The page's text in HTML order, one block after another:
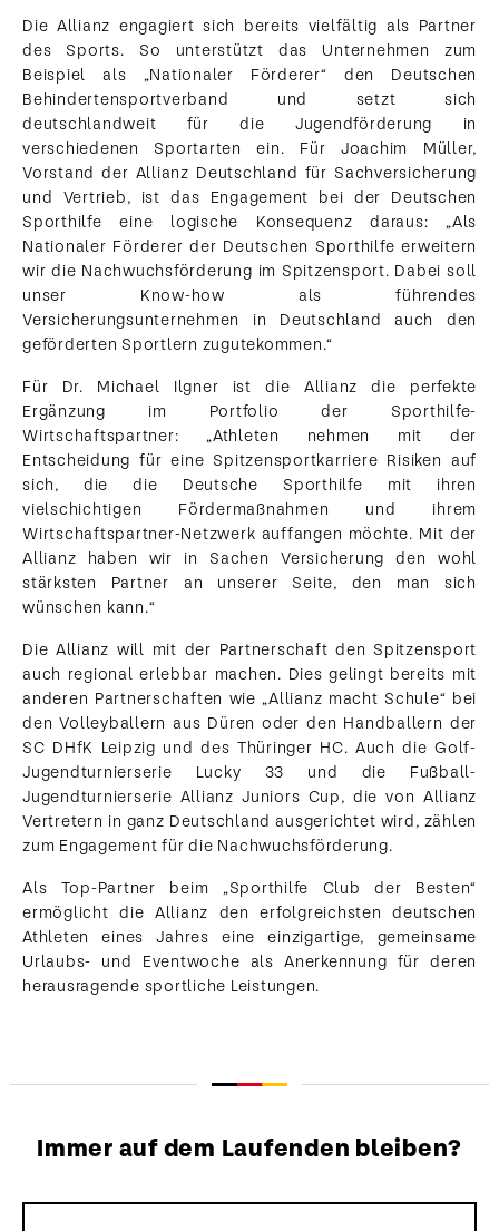
Die Allianz engagiert sich bereits vielfältig als Partner
des Sports. So unterstützt das Unternehmen zum
Beispiel als „Nationaler Förderer“ den Deutschen
Behindertensportverband und setzt sich
deutschlandweit für die Jugendförderung in
verschiedenen Sportarten ein. Für Joachim Müller,
Vorstand der Allianz Deutschland für Sachversicherung
und Vertrieb, ist das Engagement bei der Deutschen
Sporthilfe eine logische Konsequenz daraus: „Als
Nationaler Förderer der Deutschen Sporthilfe erweitern
wir die Nachwuchsförderung im Spitzensport. Dabei soll
unser Know-how als führendes
Versicherungsunternehmen in Deutschland auch den
geförderten Sportlern zugutekommen.“
Für Dr. Michael Ilgner ist die Allianz die perfekte
Ergänzung im Portfolio der Sporthilfe-
Wirtschaftspartner: „Athleten nehmen mit der
Entscheidung für eine Spitzensportkarriere Risiken auf
sich, die die Deutsche Sporthilfe mit ihren
vielschichtigen Fördermaßnahmen und ihrem
Wirtschaftspartner-Netzwerk auffangen möchte. Mit der
Allianz haben wir in Sachen Versicherung den wohl
stärksten Partner an unserer Seite, den man sich
wünschen kann.“
Die Allianz will mit der Partnerschaft den Spitzensport
auch regional erlebbar machen. Dies gelingt bereits mit
anderen Partnerschaften wie „Allianz macht Schule“ bei
den Volleyballern aus Düren oder den Handballern der
SC DHfK Leipzig und des Thüringer HC. Auch die Golf-
Jugendturnierserie Lucky 33 und die Fußball-
Jugendturnierserie Allianz Juniors Cup, die von Allianz
Vertretern in ganz Deutschland ausgerichtet wird, zählen
zum Engagement für die Nachwuchsförderung.
Als Top-Partner beim „Sporthilfe Club der Besten“
ermöglicht die Allianz den erfolgreichsten deutschen
Athleten eines Jahres eine einzigartige, gemeinsame
Urlaubs- und Eventwoche als Anerkennung für deren
herausragende sportliche Leistungen.
Immer auf dem Laufenden bleiben?